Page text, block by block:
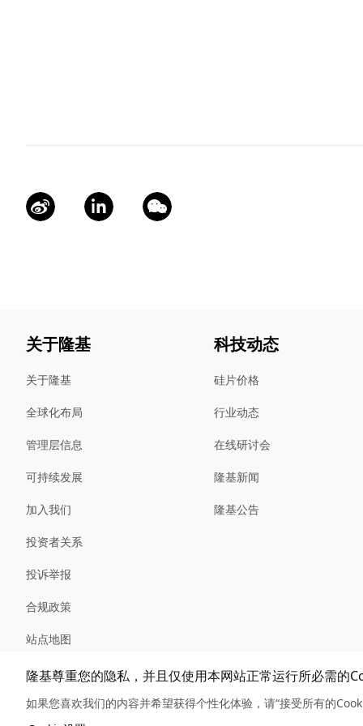
关于隆基
关于隆基
全球化布局
管理层信息
可持续发展
加入我们
投资者关系
投诉举报
合规政策
站点地图
科技动态
硅片价格
行业动态
在线研讨会
隆基新闻
隆基公告
隆基尊重您的隐私，并且仅使用本网站正常运行所必需的
如果您喜欢我们的内容并希望获得个性化体验，请“接受所有的